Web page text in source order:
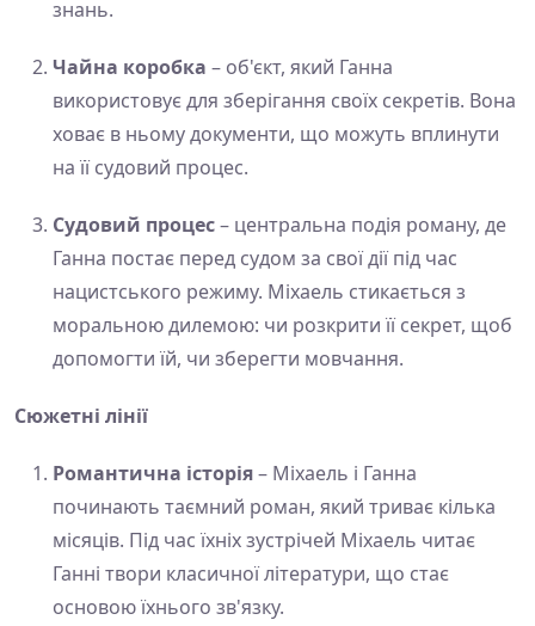
знань.
Чайна коробка – об'єкт, який Ганна
використовує для зберігання своїх секретів. Вона
ховає в ньому документи, що можуть вплинути
на її судовий процес.
Судовий процес– центральна подія роману, де
Ганна постає перед судом за свої дії під час
нацистського режиму. Міхаель стикається з
моральною дилемою: чи розкрити її секрет, щоб
допомогти їй, чи зберегти мовчання.
Сюжетні лінії
Романтична історія– Міхаель і Ганна
починають таємний роман, який триває кілька
місяців. Під час їхніх зустрічей Міхаель читає
Ганні твори класичної літератури, що стає
основою їхнього зв'язку.